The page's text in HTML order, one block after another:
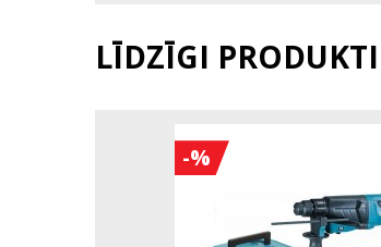
LĪDZĪGI PRODUKTI
-%